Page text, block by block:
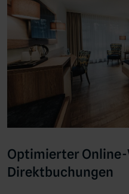
Optimierter
Direktbuchungen